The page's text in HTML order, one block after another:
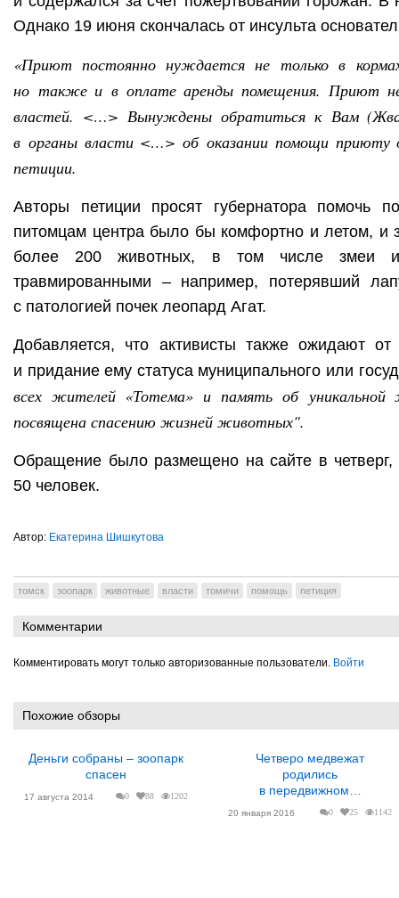
Однако 19 июня скончалась от инсульта
«Приют постоянно нуждается не только в
но также и в оплате аренды помещения. Приют
властей. <…> Вынуждены обратиться к Вам
в органы власти <…> об оказании помощи приюту
петиции.
Авторы петиции просят губернатора помочь
питомцам центра было бы комфортно и летом, и
более 200 животных, в том числе змеи
травмированными – например, потерявший
с патологией почек леопард Агат.
Добавляется, что активисты также ожидают
и придание ему статуса муниципального или
всех жителей «Тотема» и память об
посвящена спасению жизней животных".
Обращение было размещено на сайте в
50 человек.
Автор: Екатерина Шишкутова
томск зоопарк животные власти томичи помощь петиция
Комментарии
Комментировать могут только авторизованные пользователи. Войти
Похожие обзоры
Деньги собраны – зоопарк
спасен
0 88 1202
17 августа 2014
Четверо медвежат
родились
в передвижном…
0 25 1142
20 января 2016